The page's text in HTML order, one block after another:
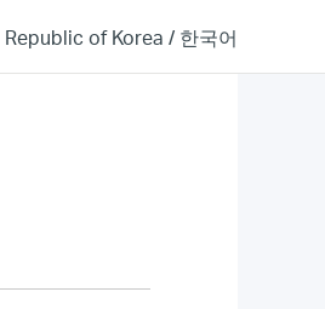
Republic of Korea / 한국어